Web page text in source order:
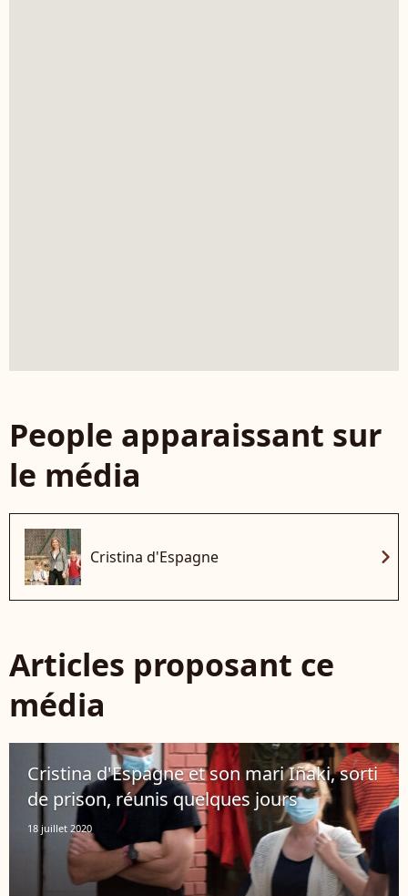
People apparaissant sur
le média
Cristina d'Espagne chevron_right
Articles proposant ce
média
Cristina d'Espagne et son mari Iñaki, sorti
de prison, réunis quelques jours
18 juillet 2020